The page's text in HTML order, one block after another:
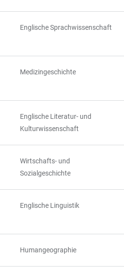
Englische Sprachwissenschaft
Medizingeschichte
Englische Literatur- und
Kulturwissenschaft
Wirtschafts- und
Sozialgeschichte
Englische Linguistik
Humangeographie